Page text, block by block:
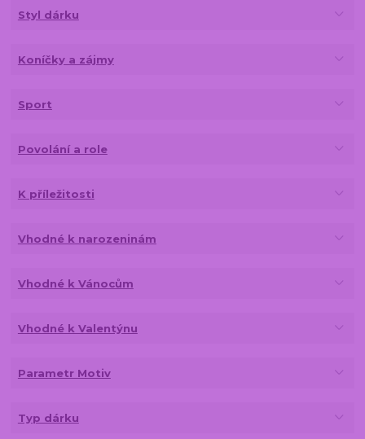
Styl dárku
Koníčky a zájmy
Sport
Povolání a role
K příležitosti
Vhodné k narozeninám
Vhodné k Vánocům
Vhodné k Valentýnu
Parametr Motiv
Typ dárku